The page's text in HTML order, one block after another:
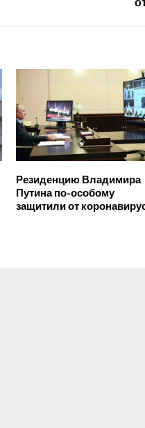
Резиденцию Владимира
Путина по-особому
защитили от